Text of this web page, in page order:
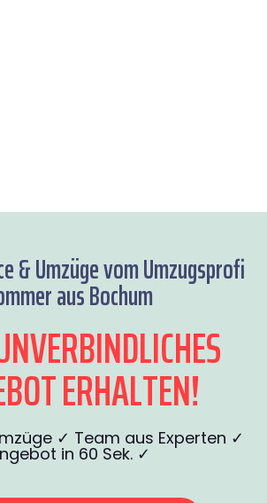
& Umzüge vom Umzugsprofi
aus Bochum
ERHALTEN!
✓ Team aus Experten ✓
in 60 Sek. ✓